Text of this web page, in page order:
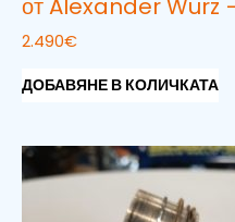
от Alexander Wurz
2.490€
ДОБАВЯНЕ В КОЛИЧКАТА